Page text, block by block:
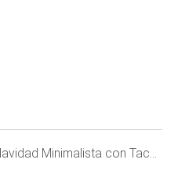
Tacos de Madera en Solo 2 Pasos Fáciles